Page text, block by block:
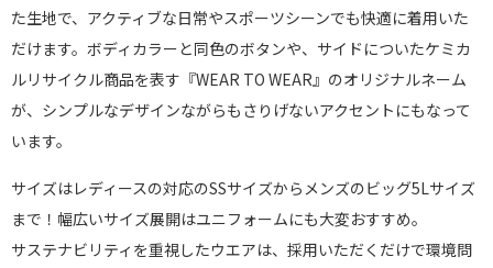
た生地で、アクティブな日常やスポーツシーンでも快適に着用いた
だけます。ボディカラーと同色のボタンや、サイドについたケミカ
ルリサイクル商品を表す『WEAR TO WEAR』のオリジナルネーム
が、シンプルなデザインながらもさりげないアクセントにもなって
います。
サイズはレディースの対応のSSサイズからメンズのビッグ5Lサイズ
まで！幅広いサイズ展開はユニフォームにも大変おすすめ。
サステナビリティを重視したウエアは、採用いただくだけで環境問